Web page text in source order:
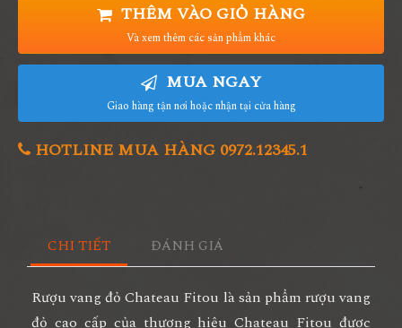
THÊM VÀO GIỎ HÀNG
Và xem thêm các sản phẩm khác
MUA NGAY
Giao hàng tận nơi hoặc nhận tại cửa hàng
HOTLINE MUA HÀNG 0972.12345.1
CHI TIẾT ĐÁNH GIÁ
Rượu vang đỏ Chateau Fitou là sản phẩm rượu vang
đỏ cao cấp của thương hiệu Chateau Fitou được